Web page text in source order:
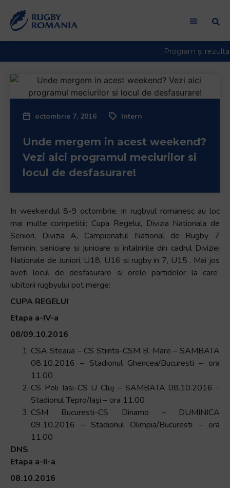
octombrie 7, 2016 Intern
Unde mergem in acest weekend?
Vezi aici programul meciurilor si
locul de desfasurare!
In weekendul 8-9 octombrie, in rugbyul romanesc au loc
mai multe competitii: Cupa Regelui, Divizia Nationala de
Seniori, Divizia A, Campionatul National de Rugby 7
feminin, senioare si junioare si intalnirile din cadrul Diviziei
Nationale de Juniori, U18, U16 si rugby in 7, U15 . Mai jos
aveti locul de desfasurare si orele partidelor la care
iubitorii rugbyului pot merge:
CUPA REGELUI
Etapa a-IV-a
08/09.10.2016
CSA Steaua – CS Stiinta-CSM B. Mare – SAMBATA
08.10.2016 – Stadionul Ghencea/Bucuresti – ora
11.00
CS Poli Iasi-CS U Cluj – SAMBATA 08.10.2016 -
Stadionul Tepro/Iași – ora 11.00
CSM Bucuresti-CS Dinamo – DUMINICA
09.10.2016 – Stadionul Olimpia/Bucuresti – ora
11.00
DNS
Etapa a-II-a
08.10.2016